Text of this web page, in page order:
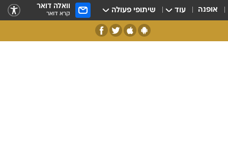
אופנה עוד שיתופי פעולה וואלה דואר
קרא דואר